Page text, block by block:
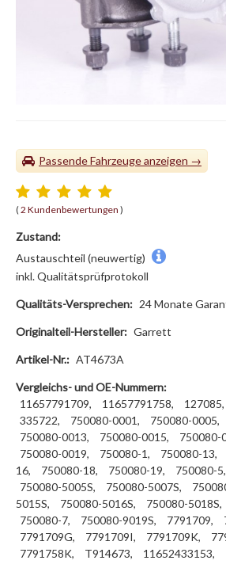
Passende Fahrzeuge
(2 Kundenbewertungen )
Zustand:
Austauschteil (neuwertig)
inkl. Qualitätsprüfprotokoll
Qualitäts-Versprechen: 24 Monate
Originalteil-Hersteller: Garrett
Artikel-Nr.: AT4673A
Vergleichs- und OE-Nummern:
11657791709,
11657791758, 127085,
335722,
750080-0001, 750080-0005,
750080-0013,
750080-0015, 750080-
750080-0019,
750080-1, 750080-13,
16,
750080-18, 750080-19, 750080-5,
750080-5005S,
750080-5007S,
5015S,
750080-5016S, 750080-5018S,
750080-7,
750080-9019S, 7791709,
7791709G,
7791709I, 7791709K,
7791758K,
T914673, 11652433153,